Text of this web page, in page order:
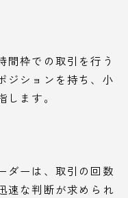
間枠での取引を行う
ジションを持ち、小
ます。
ダーは、取引の回数
速な判断が求められ